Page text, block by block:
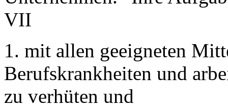
VII
1. mit allen geeigneten
Berufskrankheiten und
zu verhüten und